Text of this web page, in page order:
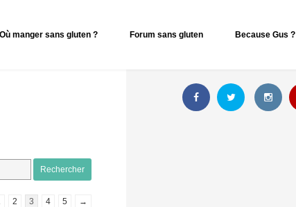
Où manger sans gluten ? Forum sans gluten Because Gus ?
2 3 4 5 →